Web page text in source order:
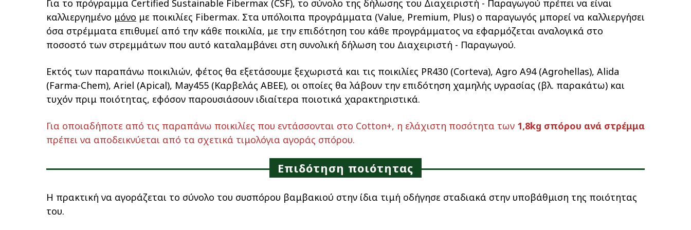
Για το πρόγραμμα Certified Sustainable Fibermax (CSF), το σύνολο της δήλωσης του Διαχειριστή - Παραγωγού πρέπει να είναι
καλλιεργημένο μόνο με ποικιλίες Fibermax. Στα υπόλοιπα προγράμματα (Value, Premium, Plus) ο παραγωγός μπορεί να καλλιεργήσει
όσα στρέμματα επιθυμεί από την κάθε ποικιλία, με την επιδότηση του κάθε προγράμματος να εφαρμόζεται αναλογικά στο
ποσοστό των στρεμμάτων που αυτό καταλαμβάνει στη συνολική δήλωση του Διαχειριστή - Παραγωγού.
Εκτός των παραπάνω ποικιλιών, φέτος θα εξετάσουμε ξεχωριστά και τις ποικιλίες PR430 (Corteva), Agro A94 (Agrohellas), Alida
(Farma-Chem), Ariel (Apical), May455 (Καρβελάς ΑΒΕΕ), οι οποίες θα λάβουν την επιδότηση χαμηλής υγρασίας (βλ. παρακάτω) και
τυχόν πριμ ποιότητας, εφόσον παρουσιάσουν ιδιαίτερα ποιοτικά χαρακτηριστικά.
Για οποιαδήποτε από τις παραπάνω ποικιλίες που εντάσσονται στο Cotton+, η ελάχιστη ποσότητα των 1,8kg σπόρου ανά στρέμμα
πρέπει να αποδεικνύεται από τα σχετικά τιμολόγια αγοράς σπόρου.
Επιδότηση ποιότητας
Η πρακτική να αγοράζεται το σύνολο του συσπόρου βαμβακιού στην ίδια τιμή οδήγησε σταδιακά στην υποβάθμιση της ποιότητας
του.